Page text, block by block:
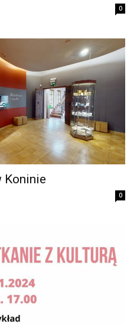
0
Koninie
0